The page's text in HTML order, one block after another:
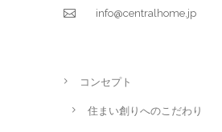
info@centralhome.jp
コンセプト
住まい創りへのこだわり